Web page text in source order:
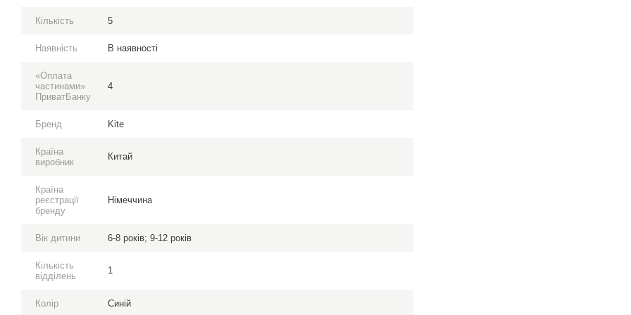
Кількість 5
Наявність В наявності
«Оплата
частинами»
ПриватБанку
4
Бренд Kite
Країна
виробник
Китай
Країна
реєстрації
бренду
Німеччина
Вік дитини 6-8 років; 9-12 років
Кількість
відділень
1
Колір Синій